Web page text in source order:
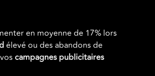
en moyenne de 17% lors
élevé ou des abandons de
campagnes publicitaires